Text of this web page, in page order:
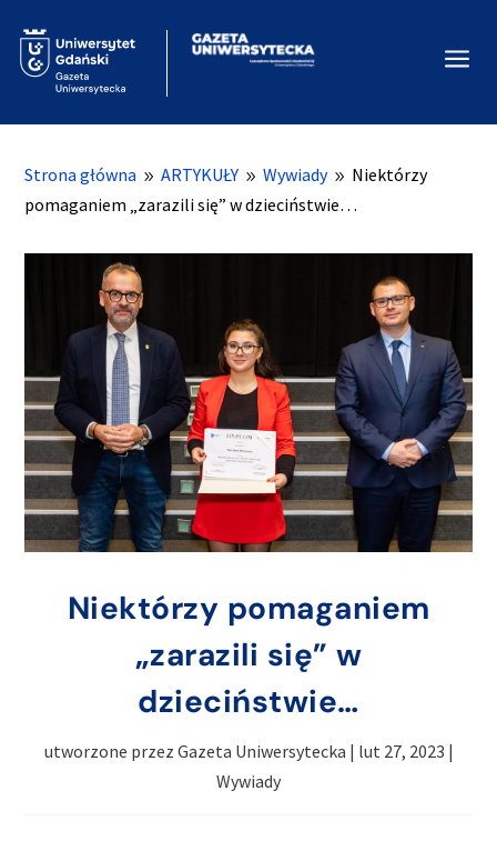
a
Strona główna 9 ARTYKUŁY 9 Wywiady 9 Niektórzy
pomaganiem „zarazili się” w dzieciństwie…
Niektórzy pomaganiem
„zarazili się” w
dzieciństwie…
utworzone przez Gazeta Uniwersytecka | lut 27, 2023 |
Wywiady